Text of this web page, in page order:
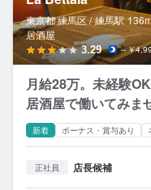
東京都 練馬区 / 練馬駅
居酒屋
3.29 ～￥
月給28万。未経験
居酒屋で働いてみま
新着 ボーナス・賞与あり
正社員 店長候補